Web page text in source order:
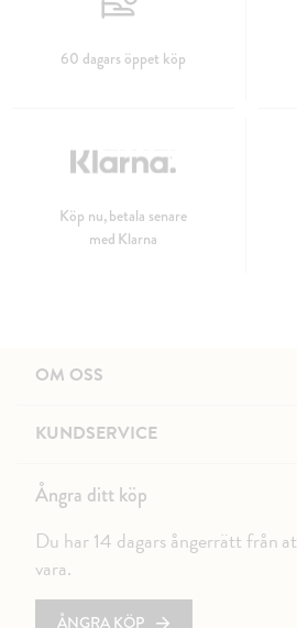
60 dagars öppet köp
Köp nu, betala senare
med Klarna
OM OSS
KUNDSERVICE
Ångra ditt köp
Du har 14 dagars ångerrätt från
vara.
ÅNGRA KÖP